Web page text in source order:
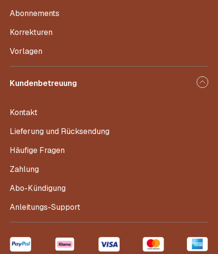
Abonnements
Korrekturen
Vorlagen
Kundenbetreuung
Kontakt
Lieferung und Rücksendung
Häufige Fragen
Zahlung
Abo-Kündigung
Anleitungs-Support